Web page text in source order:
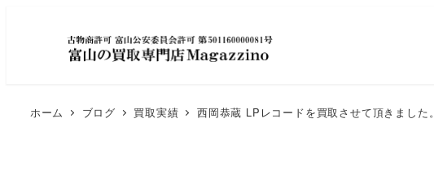
ホーム ブログ 買取実績 西岡恭蔵 LPレコードを買取させて頂きました。